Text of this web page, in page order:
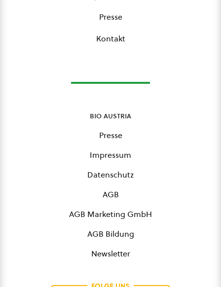
Presse
Kontakt
bio austria
Presse
Impressum
Datenschutz
AGB
AGB Marketing GmbH
AGB Bildung
Newsletter